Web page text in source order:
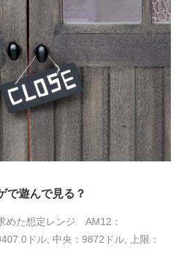
で遊んで見る？
めた想定レンジ AM12：
ドル, 中央：9872ドル, 上限：